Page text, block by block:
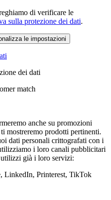
di verificare le
sulla protezione dei dati.
le impostazioni
dei dati
match
anche su promozioni
mostreremo prodotti pertinenti.
dati personali crittografati con i
i loro canali pubblicitari
già i loro servizi:
LinkedIn, Printerest, TikTok